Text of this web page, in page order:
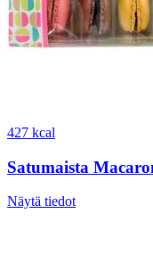
427 kcal
Satumaista
Näytä tiedot